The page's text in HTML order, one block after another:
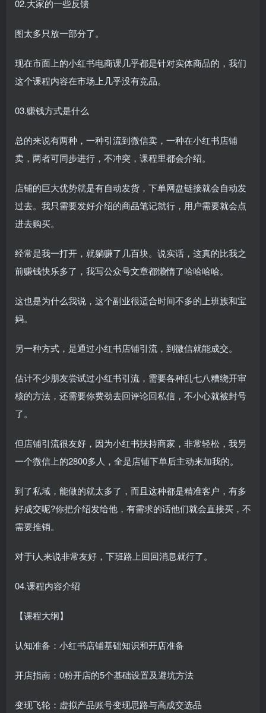
02.大家的一些反馈
图太多只放一部分了。
现在市面上的小红书电商课几乎都是针对实体商品的，我们
这个课程内容在市场上几乎没有竞品。
03.赚钱方式是什么
总的来说有两种，一种引流到微信卖，一种在小红书店铺
卖，两者可同步进行，不冲突，课程里都会介绍。
店铺的巨大优势就是有自动发货，下单网盘链接就会自动发
过去。我只需要发好介绍的商品笔记就行，用户需要就会点
进去购买。
经常是我一打开，就躺赚了几百块。说实话，这真的比我之
前赚钱快乐多了，我写公众号文章都懒惰了哈哈哈哈。
这也是为什么我说，这个副业很适合时间不多的上班族和宝
妈。
另一种方式，是通过小红书店铺引流，到微信就能成交。
估计不少朋友尝试过小红书引流，需要各种乱七八糟绕开审
核的方法，还需要你费劲去回评论回私信，不小心就被封号
了。
但店铺引流很友好，因为小红书扶持商家，非常轻松，我另
一个微信上的2800多人，全是店铺下单后主动来加我的。
到了私域，能做的就太多了，而且这种都是精准客户，有多
好成交呢?你把介绍发给他，有需求的话他们就会直接买，不
需要推销。
对于i人来说非常友好，下班路上回回消息就行了。
04.课程内容介绍
【课程大纲】
认知准备：小红书店铺基础知识和开店准备
开店指南：0粉开店的5个基础设置及避坑方法
变现飞轮：虚拟产品账号变现思路与高成交选品